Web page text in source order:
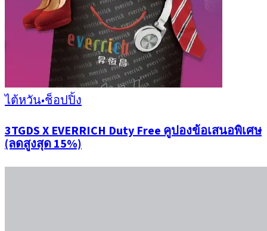
ไต้หวัน•ช็อปปิ้ง
3TGDS X EVERRICH Duty Free คูปองข้อเสนอพิเศษ
(ลดสูงสุด 15%)